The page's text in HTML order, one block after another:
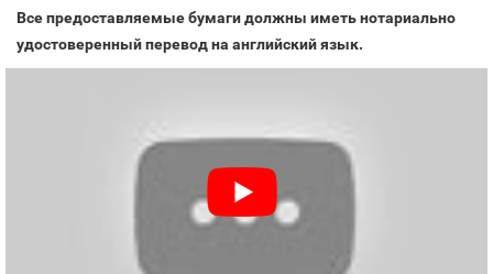
Все предоставляемые бумаги должны иметь нотариально
удостоверенный перевод на английский язык.